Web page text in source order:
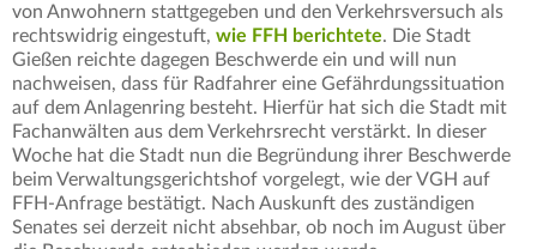
von Anwohnern stattgegeben und den Verkehrsversuch als
rechtswidrig eingestuft, wie FFH berichtete. Die Stadt
Gießen reichte dagegen Beschwerde ein und will nun
nachweisen, dass für Radfahrer eine Gefährdungssituation
auf dem Anlagenring besteht. Hierfür hat sich die Stadt mit
Fachanwälten aus dem Verkehrsrecht verstärkt. In dieser
Woche hat die Stadt nun die Begründung ihrer Beschwerde
beim Verwaltungsgerichtshof vorgelegt, wie der VGH auf
FFH-Anfrage bestätigt. Nach Auskunft des zuständigen
Senates sei derzeit nicht absehbar, ob noch im August über